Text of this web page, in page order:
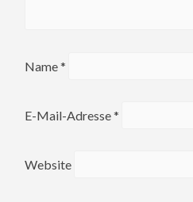
Name*
E-Mail-Adresse*
Website